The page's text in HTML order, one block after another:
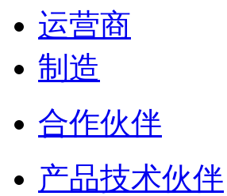
运营商
制造
合作伙伴
产品技术伙伴